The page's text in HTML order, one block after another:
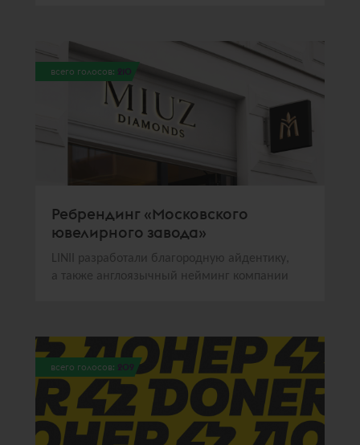
всего голосов: 210
Ребрендинг «Московского
ювелирного завода»
LINII разработали благородную айдентику,
а также англоязычный нейминг компании
всего голосов: 209